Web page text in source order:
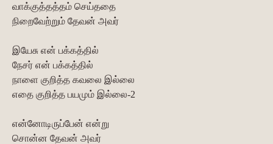
வாக்குத்தத்தம் செய்ததை
நிறைவேற்றும் தேவன் அவர்
இயேசு என் பக்கத்தில்
நேசர் என் பக்கத்தில்
நாளை குறித்த கவலை இல்லை
எதை குறித்த பயமும் இல்லை-2
என்னோடிருப்பேன் என்று
சொன்ன தேவன் அவர்